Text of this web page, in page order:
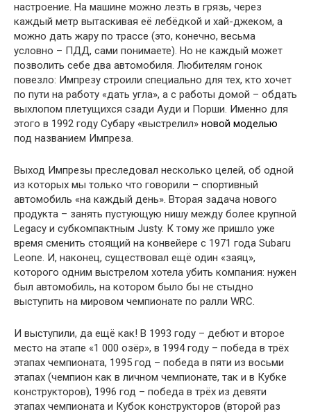
настроение. На машине можно лезть в грязь, через
каждый метр вытаскивая её лебёдкой и хай-джеком, а
можно дать жару по трассе (это, конечно, весьма
условно – ПДД, сами понимаете). Но не каждый может
позволить себе два автомобиля. Любителям гонок
повезло: Импрезу строили специально для тех, кто хочет
по пути на работу «дать угла», а с работы домой – обдать
выхлопом плетущихся сзади Ауди и Порши. Именно для
этого в 1992 году Субару «выстрелил» новой моделью
под названием Импреза.
Выход Импрезы преследовал несколько целей, об одной
из которых мы только что говорили – спортивный
автомобиль «на каждый день». Вторая задача нового
продукта – занять пустующую нишу между более крупной
Legacy и субкомпактным Justy. К тому же пришло уже
время сменить стоящий на конвейере с 1971 года Subaru
Leone. И, наконец, существовал ещё один «заяц»,
которого одним выстрелом хотела убить компания: нужен
был автомобиль, на котором было бы не стыдно
выступить на мировом чемпионате по ралли WRC.
И выступили, да ещё как! В 1993 году – дебют и второе
место на этапе «1 000 озёр», в 1994 году – победа в трёх
этапах чемпионата, 1995 год – победа в пяти из восьми
этапах (чемпион как в личном чемпионате, так и в Кубке
конструкторов), 1996 год – победа в трёх из девяти
этапах чемпионата и Кубок конструкторов (второй раз